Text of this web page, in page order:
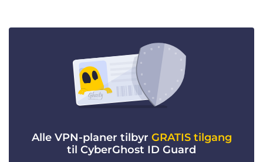
Alle VPN-planer tilbyr GRATIS tilgang
til CyberGhost ID Guard